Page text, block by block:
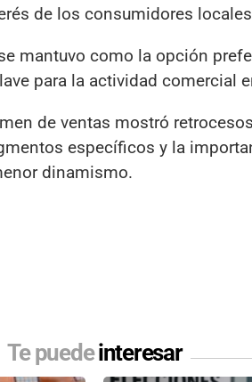
de los consumidores
mantuvo como la opción
para la actividad comercial
de ventas mostró
específicos y la
dinamismo.
Te puedeinteresar